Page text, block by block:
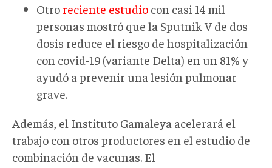
Otro reciente estudio con casi 14 mil
personas mostró que la Sputnik V de dos
dosis reduce el riesgo de hospitalización
con covid-19 (variante Delta) en un 81% y
ayudó a prevenir una lesión pulmonar
grave.
Además, el Instituto Gamaleya acelerará el
trabajo con otros productores en el estudio de
combinación de vacunas. El